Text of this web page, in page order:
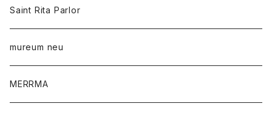
Saint Rita Parlor
mureum neu
MERRMA